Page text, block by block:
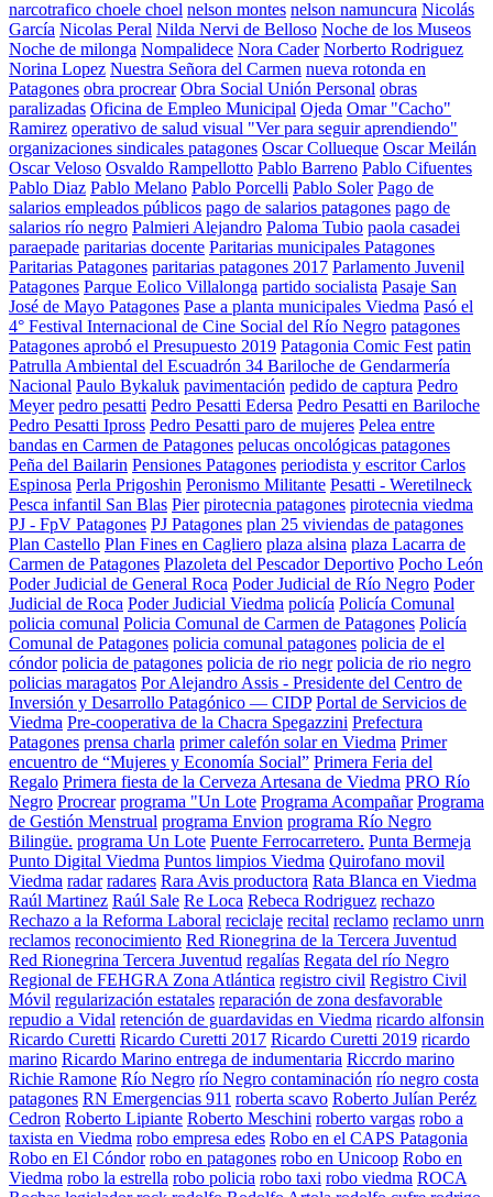
narcotrafico choele choel nelson montes nelson namuncura Nicolás
García Nicolas Peral Nilda Nervi de Belloso Noche de los Museos
Noche de milonga Nompalidece Nora Cader Norberto Rodriguez
Norina Lopez Nuestra Señora del Carmen nueva rotonda en
Patagones obra procrear Obra Social Unión Personal obras
paralizadas Oficina de Empleo Municipal Ojeda Omar "Cacho"
Ramirez operativo de salud visual "Ver para seguir aprendiendo"
organizaciones sindicales patagones Oscar Collueque Oscar Meilán
Oscar Veloso Osvaldo Rampellotto Pablo Barreno Pablo Cifuentes
Pablo Diaz Pablo Melano Pablo Porcelli Pablo Soler Pago de
salarios empleados públicos pago de salarios patagones pago de
salarios río negro Palmieri Alejandro Paloma Tubio paola casadei
paraepade paritarias docente Paritarias municipales Patagones
Paritarias Patagones paritarias patagones 2017 Parlamento Juvenil
Patagones Parque Eolico Villalonga partido socialista Pasaje San
José de Mayo Patagones Pase a planta municipales Viedma Pasó el
4° Festival Internacional de Cine Social del Río Negro patagones
Patagones aprobó el Presupuesto 2019 Patagonia Comic Fest patin
Patrulla Ambiental del Escuadrón 34 Bariloche de Gendarmería
Nacional Paulo Bykaluk pavimentación pedido de captura Pedro
Meyer pedro pesatti Pedro Pesatti Edersa Pedro Pesatti en Bariloche
Pedro Pesatti Ipross Pedro Pesatti paro de mujeres Pelea entre
bandas en Carmen de Patagones pelucas oncológicas patagones
Peña del Bailarin Pensiones Patagones periodista y escritor Carlos
Espinosa Perla Prigoshin Peronismo Militante Pesatti - Weretilneck
Pesca infantil San Blas Pier pirotecnia patagones pirotecnia viedma
PJ - FpV Patagones PJ Patagones plan 25 viviendas de patagones
Plan Castello Plan Fines en Cagliero plaza alsina plaza Lacarra de
Carmen de Patagones Plazoleta del Pescador Deportivo Pocho León
Poder Judicial de General Roca Poder Judicial de Río Negro Poder
Judicial de Roca Poder Judicial Viedma policía Policía Comunal
policia comunal Policia Comunal de Carmen de Patagones Policía
Comunal de Patagones policia comunal patagones policia de el
cóndor policia de patagones policia de rio negr policia de rio negro
policias maragatos Por Alejandro Assis - Presidente del Centro de
Inversión y Desarrollo Patagónico — CIDP Portal de Servicios de
Viedma Pre-cooperativa de la Chacra Spegazzini Prefectura
Patagones prensa charla primer calefón solar en Viedma Primer
encuentro de “Mujeres y Economía Social” Primera Feria del
Regalo Primera fiesta de la Cerveza Artesana de Viedma PRO Río
Negro Procrear programa "Un Lote Programa Acompañar Programa
de Gestión Menstrual programa Envion programa Río Negro
Bilingüe. programa Un Lote Puente Ferrocarretero. Punta Bermeja
Punto Digital Viedma Puntos limpios Viedma Quirofano movil
Viedma radar radares Rara Avis productora Rata Blanca en Viedma
Raúl Martinez Raúl Sale Re Loca Rebeca Rodriguez rechazo
Rechazo a la Reforma Laboral reciclaje recital reclamo reclamo unrn
reclamos reconocimiento Red Rionegrina de la Tercera Juventud
Red Rionegrina Tercera Juventud regalías Regata del río Negro
Regional de FEHGRA Zona Atlántica registro civil Registro Civil
Móvil regularización estatales reparación de zona desfavorable
repudio a Vidal retención de guardavidas en Viedma ricardo alfonsin
Ricardo Curetti Ricardo Curetti 2017 Ricardo Curetti 2019 ricardo
marino Ricardo Marino entrega de indumentaria Riccrdo marino
Richie Ramone Río Negro río Negro contaminación río negro costa
patagones RN Emergencias 911 roberta scavo Roberto Julían Peréz
Cedron Roberto Lipiante Roberto Meschini roberto vargas robo a
taxista en Viedma robo empresa edes Robo en el CAPS Patagonia
Robo en El Cóndor robo en patagones robo en Unicoop Robo en
Viedma robo la estrella robo policia robo taxi robo viedma ROCA